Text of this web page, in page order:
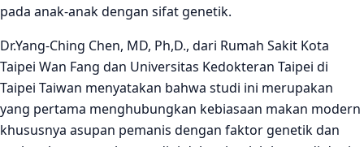
pada anak-anak dengan sifat genetik.
Dr.Yang-Ching Chen, MD, Ph,D., dari Rumah Sakit Kota
Taipei Wan Fang dan Universitas Kedokteran Taipei di
Taipei Taiwan menyatakan bahwa studi ini merupakan
yang pertama menghubungkan kebiasaan makan modern
khususnya asupan pemanis dengan faktor genetik dan